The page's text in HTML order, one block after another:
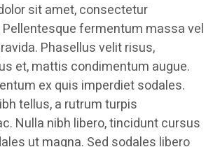
sit amet, consectetur
fermentum massa vel
Phasellus velit risus,
et, mattis condimentum augue.
ex quis imperdiet sodales.
tellus, a rutrum turpis
Nulla nibh libero, tincidunt cursus
ut magna. Sed sodales libero